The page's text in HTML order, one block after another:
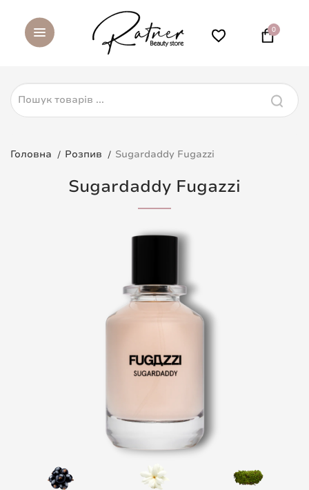
0
Головна Розпив Sugardaddy Fugazzi
Sugardaddy Fugazzi